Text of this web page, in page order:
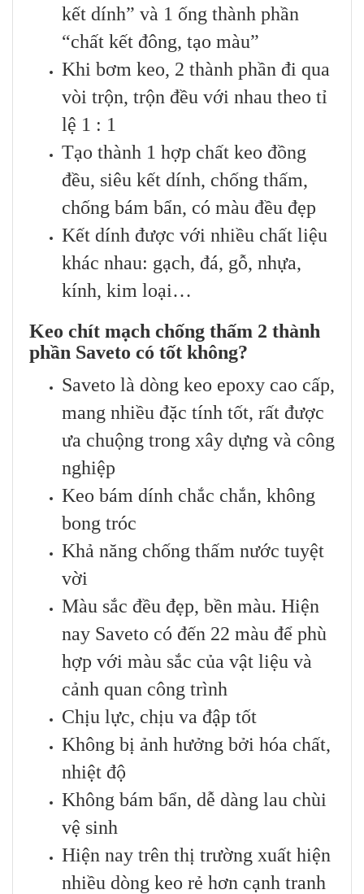
kết dính” và 1 ống thành phần
“chất kết đông, tạo màu”
Khi bơm keo, 2 thành phần đi qua
vòi trộn, trộn đều với nhau theo tỉ
lệ 1 : 1
Tạo thành 1 hợp chất keo đồng
đều, siêu kết dính, chống thấm,
chống bám bẩn, có màu đều đẹp
Kết dính được với nhiều chất liệu
khác nhau: gạch, đá, gỗ, nhựa,
kính, kim loại…
Keo chít mạch chống thấm 2 thành
phần Saveto có tốt không?
Saveto là dòng keo epoxy cao cấp,
mang nhiều đặc tính tốt, rất được
ưa chuộng trong xây dựng và công
nghiệp
Keo bám dính chắc chắn, không
bong tróc
Khả năng chống thấm nước tuyệt
vời
Màu sắc đều đẹp, bền màu. Hiện
nay Saveto có đến 22 màu để phù
hợp với màu sắc của vật liệu và
cảnh quan công trình
Chịu lực, chịu va đập tốt
Không bị ảnh hưởng bởi hóa chất,
nhiệt độ
Không bám bẩn, dễ dàng lau chùi
vệ sinh
Hiện nay trên thị trường xuất hiện
nhiều dòng keo rẻ hơn cạnh tranh